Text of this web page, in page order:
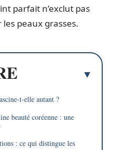
parfait n’exclut pas
les peaux grasses.
t-elle autant ?
beauté coréenne : une
: ce qui distingue les